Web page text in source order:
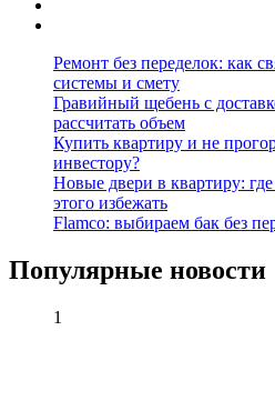
Ремонт без переделок: как
системы и смету
Гравийный щебень с
рассчитать объем
Купить квартиру и не
инвестору?
Новые двери в квартиру:
этого избежать
Flamco: выбираем бак без
Популярные новости
1